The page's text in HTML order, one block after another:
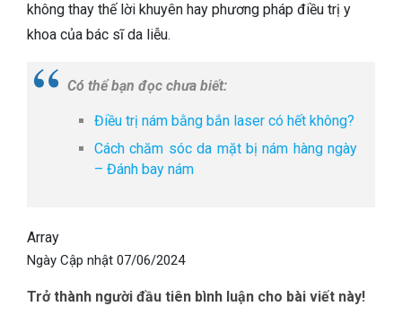
không thay thế lời khuyên hay phương pháp điều trị y
khoa của bác sĩ da liễu.
Có thể bạn đọc chưa biết:
Điều trị nám bằng bắn laser có hết không?
Cách chăm sóc da mặt bị nám hàng ngày
– Đánh bay nám
Array
Ngày Cập nhật 07/06/2024
Trở thành người đầu tiên bình luận cho bài viết này!